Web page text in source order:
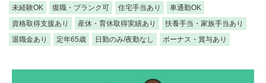
未経験OK 復職・ブランク可 住宅手当あり
車通勤OK
資格取得支援あり
産休・育休取得実績あり
扶養手当・家族手当あり
退職金あり
定年65歳 日勤のみ/夜勤なし ボーナス・賞与あり